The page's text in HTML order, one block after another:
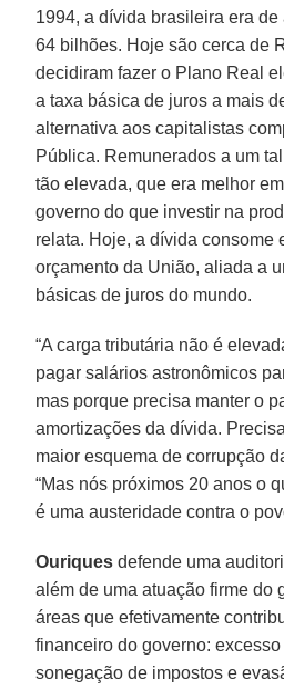
1994, a dívida brasileira era
64 bilhões. Hoje são cerca de
decidiram fazer o Plano Real
a taxa básica de juros a mais
alternativa aos capitalistas
Pública. Remunerados a um
tão elevada, que era melhor
governo do que investir na
relata. Hoje, a dívida consome
orçamento da União, aliada a
básicas de juros do mundo.
“A carga tributária não é
pagar salários astronômicos
mas porque precisa manter o
amortizações da dívida.
maior esquema de corrupção
“Mas nós próximos 20 anos o
é uma austeridade contra o
Ouriques defende uma
além de uma atuação firme do
áreas que efetivamente
financeiro do governo:
sonegação de impostos e